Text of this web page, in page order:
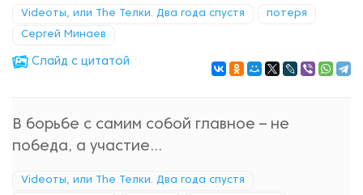
Videoты, или The Телки. Два года спустя потеря
Сергей Минаев
Cлайд с цитатой
В борьбе с самим собой главное – не
победа, а участие...
Videoты, или The Телки. Два года спустя